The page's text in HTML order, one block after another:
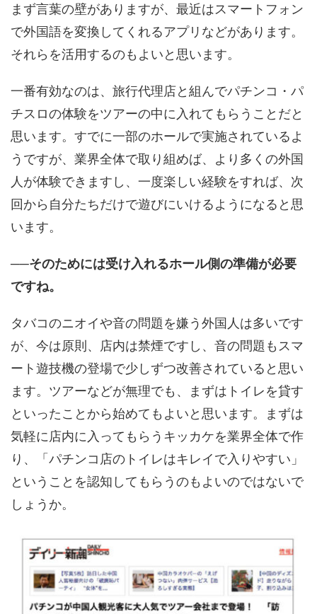
まず言葉の壁がありますが、最近はスマートフォン
で外国語を変換してくれるアプリなどがあります。
それらを活用するのもよいと思います。
一番有効なのは、旅行代理店と組んでパチンコ・パ
チスロの体験をツアーの中に入れてもらうことだと
思います。すでに一部のホールで実施されているよ
うですが、業界全体で取り組めば、より多くの外国
人が体験できますし、一度楽しい経験をすれば、次
回から自分たちだけで遊びにいけるようになると思
います。
──そのためには受け入れるホール側の準備が必要
ですね。
タバコのニオイや音の問題を嫌う外国人は多いです
が、今は原則、店内は禁煙ですし、音の問題もスマ
ート遊技機の登場で少しずつ改善されていると思い
ます。ツアーなどが無理でも、まずはトイレを貸す
といったことから始めてもよいと思います。まずは
気軽に店内に入ってもらうキッカケを業界全体で作
り、「パチンコ店のトイレはキレイで入りやすい」
ということを認知してもらうのもよいのではないで
しょうか。